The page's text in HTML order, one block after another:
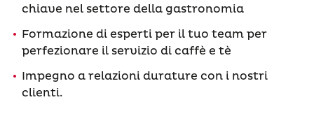
chiave nel settore della gastronomia
Formazione di esperti per il tuo team per
perfezionare il servizio di caffè e tè
Impegno a relazioni durature con i nostri
clienti.